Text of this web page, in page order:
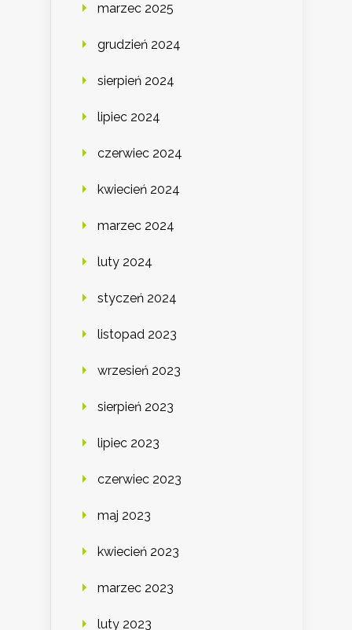
marzec 2025
grudzień 2024
sierpień 2024
lipiec 2024
czerwiec 2024
kwiecień 2024
marzec 2024
luty 2024
styczeń 2024
listopad 2023
wrzesień 2023
sierpień 2023
lipiec 2023
czerwiec 2023
maj 2023
kwiecień 2023
marzec 2023
luty 2023